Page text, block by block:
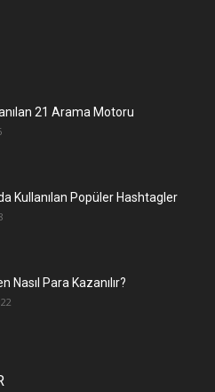
21 Arama Motoru
Kullanılan Popüler Hashtagler
Nasıl Para Kazanılır?